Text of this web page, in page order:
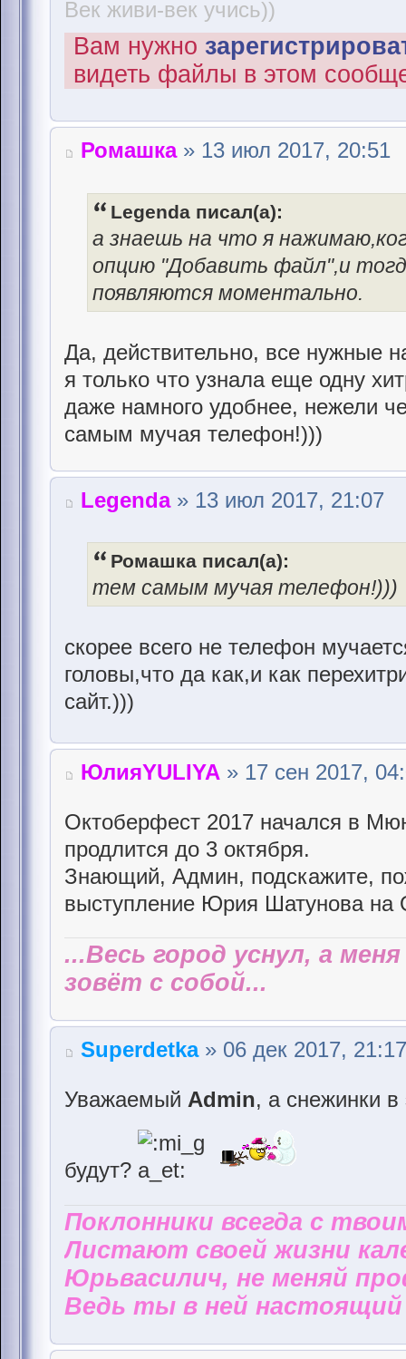
Век живи-век учись))
Вам нужно
видеть файлы в этом
Ромашка» 13 июл 2017, 20:51
Legenda писал(а):
а знаешь на что я
опцию "Добавить файл",и
появляются моментально.
Да, действительно, все нужные
я только что узнала еще одну
даже намного удобнее, нежели
самым мучая телефон!)))
Legenda» 13 июл 2017, 21:07
Ромашка писал(а):
тем самым мучая телефон!)))
скорее всего не телефон
головы,что да как,и как
сайт.)))
ЮлияYULIYA » 17 сен 2017,
Октоберфест 2017 начался в
продлится до 3 октября.
Знающий, Админ, подскажите,
выступление Юрия Шатунова на
...Весь город уснул, а
зовёт с собой...
Superdetka» 06 дек 2017, 21:17
Уважаемый Admin, а снежинки в
будут?
Поклонники всегда с
Листают своей жизни
Юрьвасилич, не меняй
Ведь ты в ней настоящий